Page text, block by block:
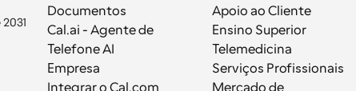
Documentos
Cal.ai - Agente de
Telefone AI
Empresa
Integrar o Cal.com
Apoio ao Cliente
Ensino Superior
Telemedicina
Serviços Profissionais
Mercado de